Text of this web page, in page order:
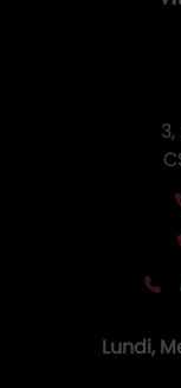
Lundi,